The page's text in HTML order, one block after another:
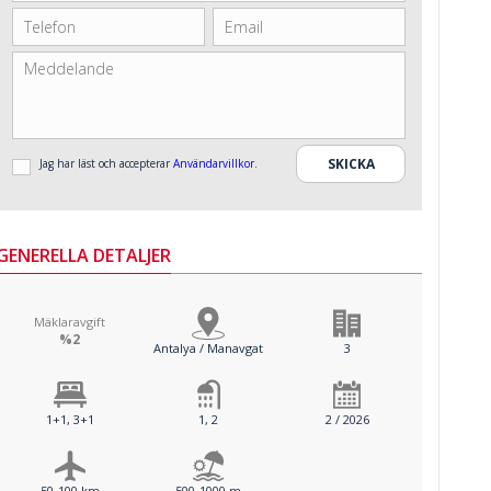
Jag har läst och accepterar Användarvillkor.
DETALJER
Mäklaravgift
%2 Antalya / Manavgat 3
1+1, 3+1 1, 2 2 / 2026